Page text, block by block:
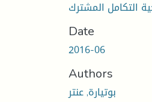
Date
2016-06
Authors
بوتيارة, عنتر